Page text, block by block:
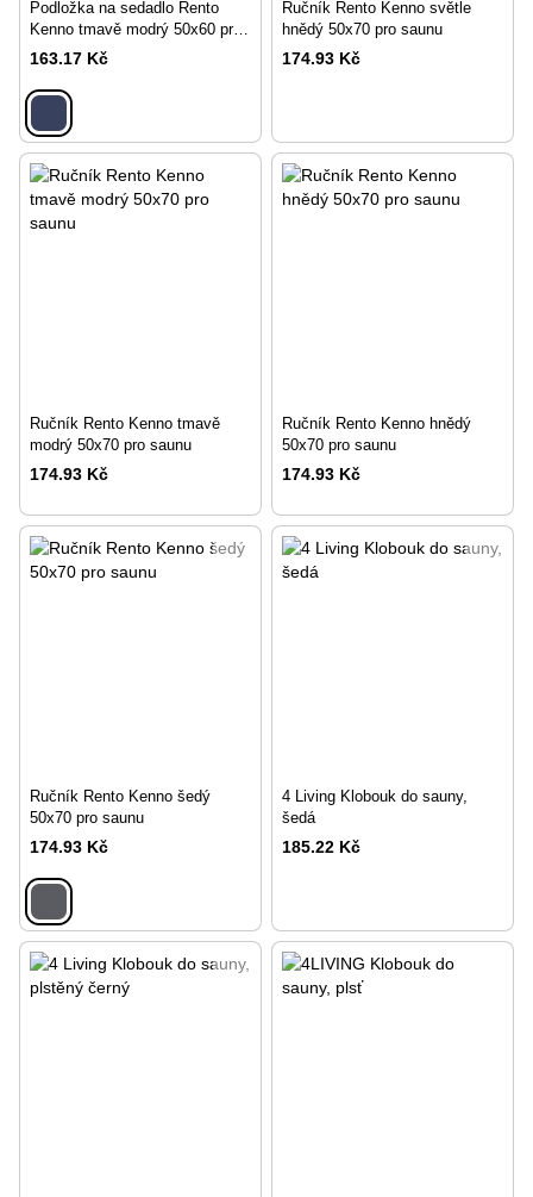
Podložka na sedadlo Rento
Kenno tmavě modrý 50x60 pro
saunu
163.17 Kč
Ručník Rento Kenno světle
hnědý 50x70 pro saunu
174.93 Kč
Ručník Rento Kenno tmavě
modrý 50х70 pro saunu
174.93 Kč
Ručník Rento Kenno hnědý
50x70 pro saunu
174.93 Kč
Ručník Rento Kenno šedý
50x70 pro saunu
174.93 Kč
4 Living Klobouk do sauny,
šedá
185.22 Kč